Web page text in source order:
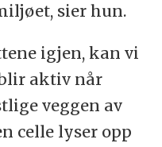
sier hun.
igjen, kan vi
aktiv når
veggen av
celle lyser opp